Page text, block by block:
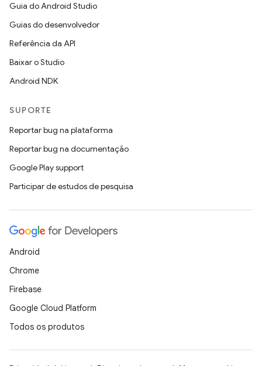
Guia do Android Studio
Guias do desenvolvedor
Referência da API
Baixar o Studio
Android NDK
SUPORTE
Reportar bug na plataforma
Reportar bug na documentação
Google Play support
Participar de estudos de pesquisa
Android
Chrome
Firebase
Google Cloud Platform
Todos os produtos